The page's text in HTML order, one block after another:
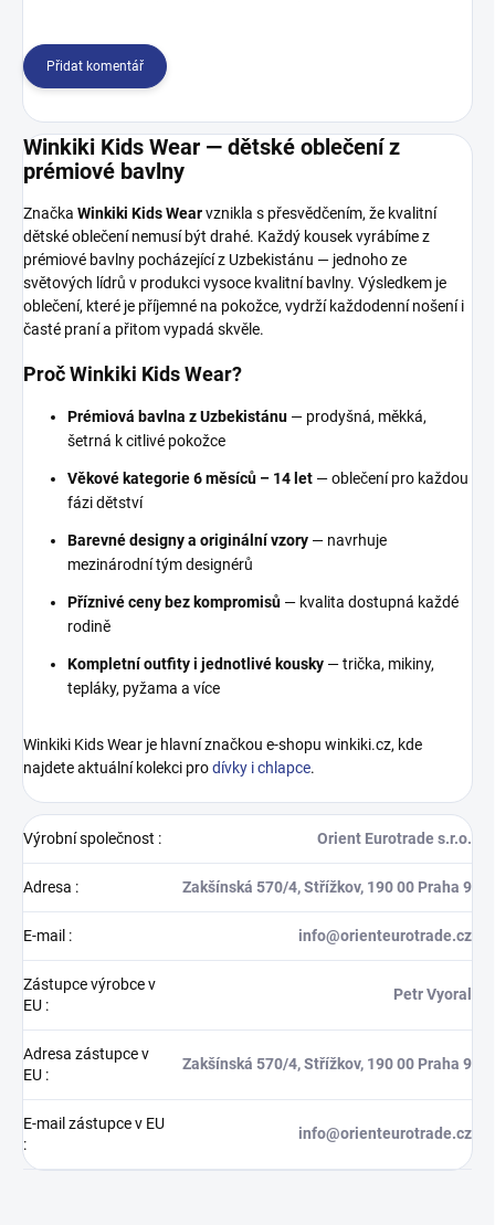
Přidat komentář
Winkiki Kids Wear — dětské oblečení z
prémiové bavlny
Značka Winkiki Kids Wearvznikla s přesvědčením, že kvalitní
dětské oblečení nemusí být drahé. Každý kousek vyrábíme z
prémiové bavlny pocházející z Uzbekistánu — jednoho ze
světových lídrů v produkci vysoce kvalitní bavlny. Výsledkem je
oblečení, které je příjemné na pokožce, vydrží každodenní nošení i
časté praní a přitom vypadá skvěle.
Proč Winkiki Kids Wear?
Prémiová bavlna z Uzbekistánu — prodyšná, měkká,
šetrná k citlivé pokožce
Věkové kategorie 6 měsíců – 14 let — oblečení pro každou
fázi dětství
Barevné designy a originální vzory — navrhuje
mezinárodní tým designérů
Příznivé ceny bez kompromisů — kvalita dostupná každé
rodině
Kompletní outfity i jednotlivé kousky — trička, mikiny,
tepláky, pyžama a více
Winkiki Kids Wear je hlavní značkou e-shopu winkiki.cz, kde
najdete aktuální kolekci prodívky i chlapce.
Výrobní společnost : Orient Eurotrade s.r.o.
Adresa : Zakšínská 570/4, Střížkov, 190 00 Praha 9
E-mail : info@orienteurotrade.cz
Zástupce výrobce v
EU :
Petr Vyoral
Adresa zástupce v
EU :
Zakšínská 570/4, Střížkov, 190 00 Praha 9
E-mail zástupce v EU
:
info@orienteurotrade.cz